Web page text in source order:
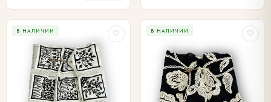
В НАЛИЧИИ ♡ В НАЛИЧИИ ♡